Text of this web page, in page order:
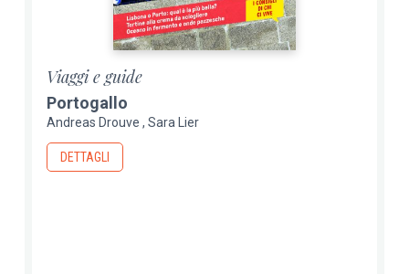
Viaggi e guide
Portogallo
Andreas Drouve Sara Lier
DETTAGLI